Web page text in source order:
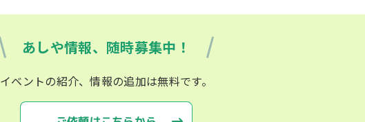
あしや情報、随時募集中！
イベントの紹介、情報の追加は無料です。